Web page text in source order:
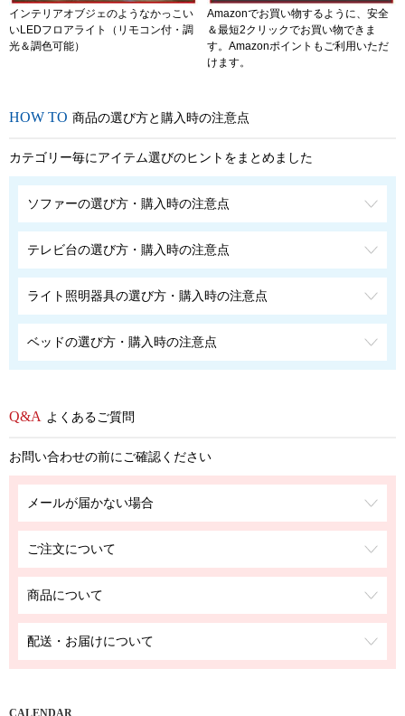
インテリアオブジェのようなかっこい
いLEDフロアライト（リモコン付・調
光＆調色可能）
Amazonでお買い物するように、安全
＆最短2クリックでお買い物できま
す。Amazonポイントもご利用いただ
けます。
商品の選び方と購入時の注意点
カテゴリー毎にアイテム選びのヒントをまとめました
ソファーの選び方・購入時の注意点
テレビ台の選び方・購入時の注意点
ライト照明器具の選び方・購入時の注意点
ベッドの選び方・購入時の注意点
よくあるご質問
お問い合わせの前にご確認ください
メールが届かない場合
ご注文について
商品について
配送・お届けについて